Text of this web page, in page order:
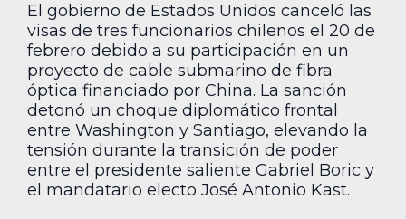
El gobierno de Estados Unidos canceló las
visas de tres funcionarios chilenos el 20 de
febrero debido a su participación en un
proyecto de cable submarino de fibra
óptica financiado por China. La sanción
detonó un choque diplomático frontal
entre Washington y Santiago, elevando la
tensión durante la transición de poder
entre el presidente saliente Gabriel Boric y
el mandatario electo José Antonio Kast.